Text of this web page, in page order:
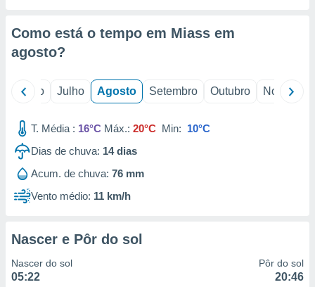
através
estudos
de
Como está o tempo em Miass em
agosto?
Junho Julho Agosto Setembro Outubro Novembro
T. Média : 16°C Máx.: 20°C Min: 10°C
Dias de chuva: 14dias
Acum. de chuva: 76 mm
Vento médio: 11 km/h
Nascer e Pôr do sol
Nascer do sol
05:22
Pôr do sol
20:46